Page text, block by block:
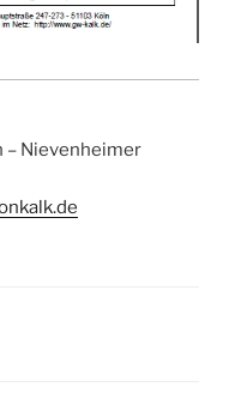
– Nievenheimer